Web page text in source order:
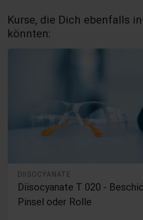
Kurse, die Dich ebenfalls
könnten:
DIISOCYANATE
Diisocyanate T 020 -
Pinsel oder Rolle